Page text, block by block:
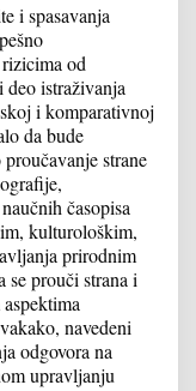
i spasavanja
od
deo istraživanja
i komparativnoj
da bude
strane
časopisa
kulturološkim,
prirodnim
se prouči strana i
navedeni
odgovora na
upravljanju